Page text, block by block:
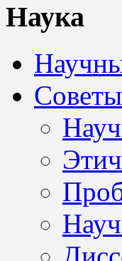
Наука